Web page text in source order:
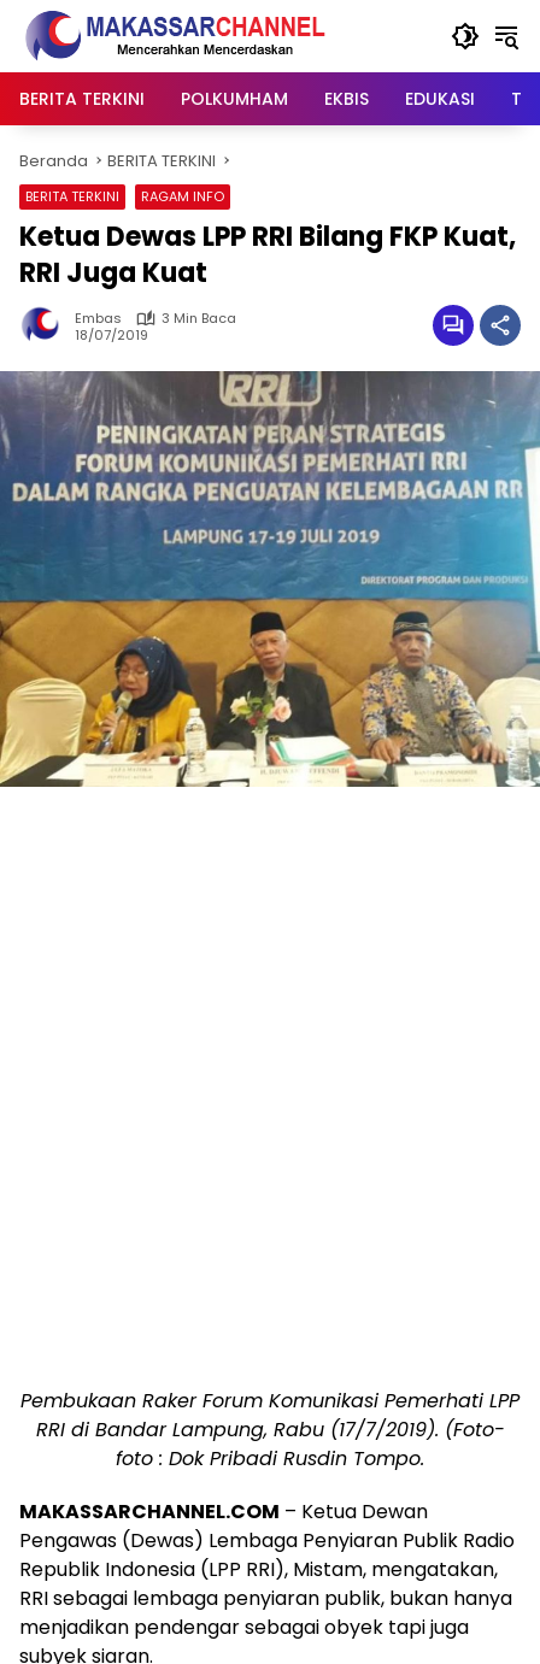
Langsung
konten
BERITA TERKINI
POLKUMHAM EKBIS EDUKASI
Beranda BERITA TERKINI
BERITA TERKINI RAGAM INFO
Ketua Dewas LPP RRI Bilang FKP Kuat,
RRI Juga Kuat
Embas
3 Min Baca
18/07/2019
Pembukaan Raker Forum Komunikasi Pemerhati LPP
RRI di Bandar Lampung, Rabu (17/7/2019). (Foto-
foto : Dok Pribadi Rusdin Tompo.
MAKASSARCHANNEL.COM – Ketua Dewan
Pengawas (Dewas) Lembaga Penyiaran Publik Radio
Republik Indonesia (LPP RRI), Mistam, mengatakan,
RRI sebagai lembaga penyiaran publik, bukan hanya
menjadikan pendengar sebagai obyek tapi juga
subyek siaran.